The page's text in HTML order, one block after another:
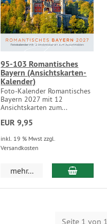
95-103 Romantisches
Bayern (Ansichtskarten-
Kalender)
Foto-Kalender Romantisches
Bayern 2027 mit 12
Ansichtskarten zum...
EUR 9,95
inkl. 19 % Mwst zzgl.
Versandkosten
mehr...
Seite 1 von 1